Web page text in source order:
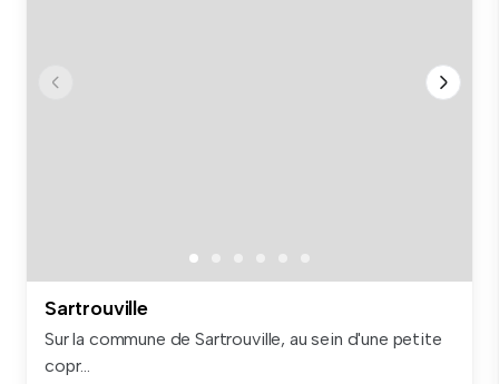
Sartrouville
Sur la commune de Sartrouville, au sein d'une petite
copr...